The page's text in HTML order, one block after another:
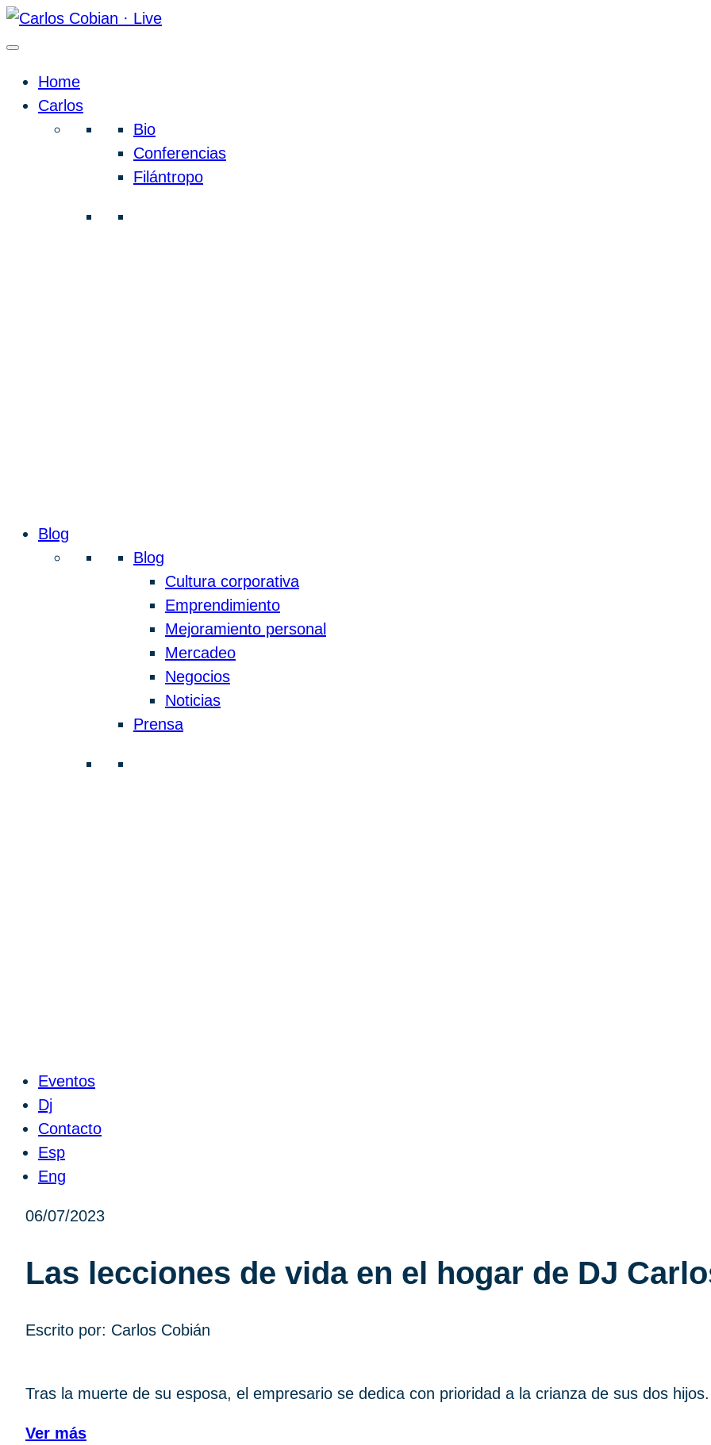
Home
Carlos
Bio
Conferencias
Filántropo
Blog
Blog
Cultura corporativa
Emprendimiento
Mejoramiento personal
Mercadeo
Negocios
Noticias
Prensa
Eventos
Dj
Contacto
Esp
Eng
06/07/2023
Las lecciones de vida en el hogar de DJ
Escrito por: Carlos Cobián
Tras la muerte de su esposa, el empresario se dedica con prioridad a la crianza de sus dos hijos.
Ver más